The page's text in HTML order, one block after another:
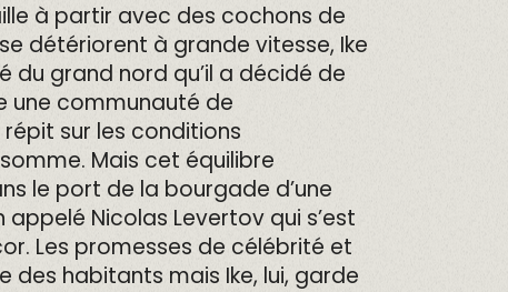
à partir avec des cochons de
détériorent à grande vitesse, Ike
du grand nord qu’il a décidé de
une communauté de
sur les conditions
Mais cet équilibre
le port de la bourgade d’une
Nicolas Levertov qui s’est
Les promesses de célébrité et
habitants mais Ike, lui, garde